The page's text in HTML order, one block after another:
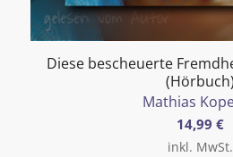
Diese bescheuerte
(Hörbuch)
Mathias
14,99€
inkl. MwSt.